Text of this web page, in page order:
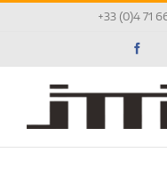
Passer
+33 (0)4 71